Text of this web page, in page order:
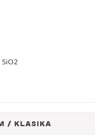
SiO2
/ KLASIKA